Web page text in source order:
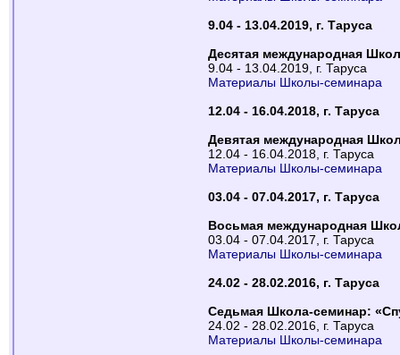
9.04 - 13.04.2019, г. Таруса
Деcятая международная
9.04 - 13.04.2019, г. Таруса
Материалы Школы-семинара
12.04 - 16.04.2018, г. Таруса
Девятая международная
12.04 - 16.04.2018, г. Таруса
Материалы Школы-семинара
03.04 - 07.04.2017, г. Таруса
Восьмая международная
03.04 - 07.04.2017, г. Таруса
Материалы Школы-семинара
24.02 - 28.02.2016, г. Таруса
Седьмая Школа-семинар:
24.02 - 28.02.2016, г. Таруса
Материалы Школы-семинара